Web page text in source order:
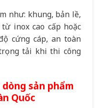
như: khung, bản lề,
inox cao cấp hoặc
cứng cáp, an toàn
tải khi thi công
sản phẩm
Quốc